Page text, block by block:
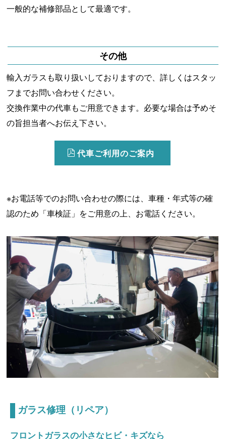
一般的な補修部品として最適です。
その他
輸入ガラスも取り扱いしておりますので、詳しくはスタッ
フまでお問い合わせください。
交換作業中の代車もご用意できます。必要な場合は予めそ
の旨担当者へお伝え下さい。
代車ご利用のご案内
※お電話等でのお問い合わせの際には、車種・年式等の確
認のため「車検証」をご用意の上、お電話ください。
ガラス修理（リペア）
フロントガラスの小さなヒビ・キズなら